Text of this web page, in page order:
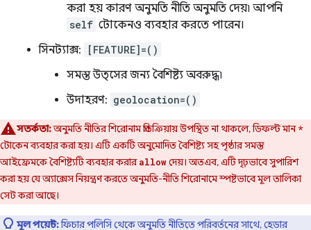
করা হয় কারণ অনুমতি নীতি অনুমতি দেয়৷ আপনি
self টোকেনও ব্যবহার করতে পারেন।
সিনট্যাক্স:
[FEATURE]=()
সমস্ত উত্সের জন্য বৈশিষ্ট্য অবরুদ্ধ৷
উদাহরণ: geolocation=()
সতর্কতা:অনুমতি নীতির শিরোনাম প্রতিক্রিয়ায় উপস্থিত না থাকলে, ডিফল্ট মান*
টোকেন ব্যবহার করা হয়। এটি একটি অনুমোদিত বৈশিষ্ট্য সহ পৃষ্ঠার সমস্ত
আইফ্রেমকে বৈশিষ্ট্যটি ব্যবহার করারallowদেয়। অতএব, এটি দৃঢ়ভাবে সুপারিশ
করা হয় যে অ্যাক্সেস নিয়ন্ত্রণ করতে অনুমতি-নীতি শিরোনামে স্পষ্টভাবে মূল তালিকা
সেট করা আছে।
মূল পয়েন্ট:ফিচার পলিসি থেকে অনুমতি নীতিতে পরিবর্তনের সাথে, হেডার